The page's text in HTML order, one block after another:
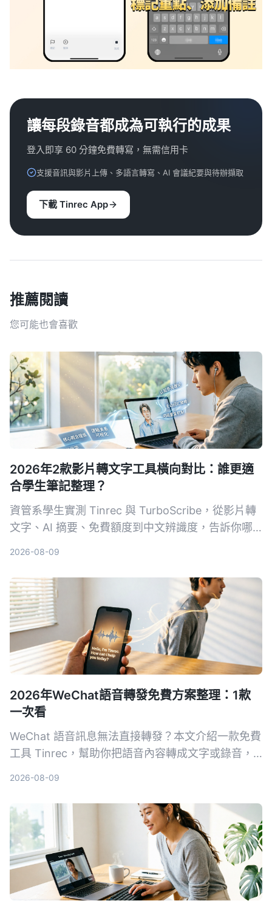
讓每段錄音都成為可執行的成果
登入即享 60 分鐘免費轉寫，無需信用卡
支援音訊與影片上傳、多語言轉寫、AI 會議紀要與待辦擷取
下載 Tinrec App
推薦閱讀
您可能也會喜歡
2026年2款影片轉文字工具橫向對比：誰更適
合學生筆記整理？
資管系學生實測 Tinrec 與 TurboScribe，從影片轉
文字、AI 摘要、免費額度到中文辨識度，告訴你哪
2026-08-09
2026年WeChat語音轉發免費方案整理：1款
一次看
WeChat 語音訊息無法直接轉發？本文介紹一款免費
工具 Tinrec，幫助你把語音內容轉成文字或錄音，
2026-08-09